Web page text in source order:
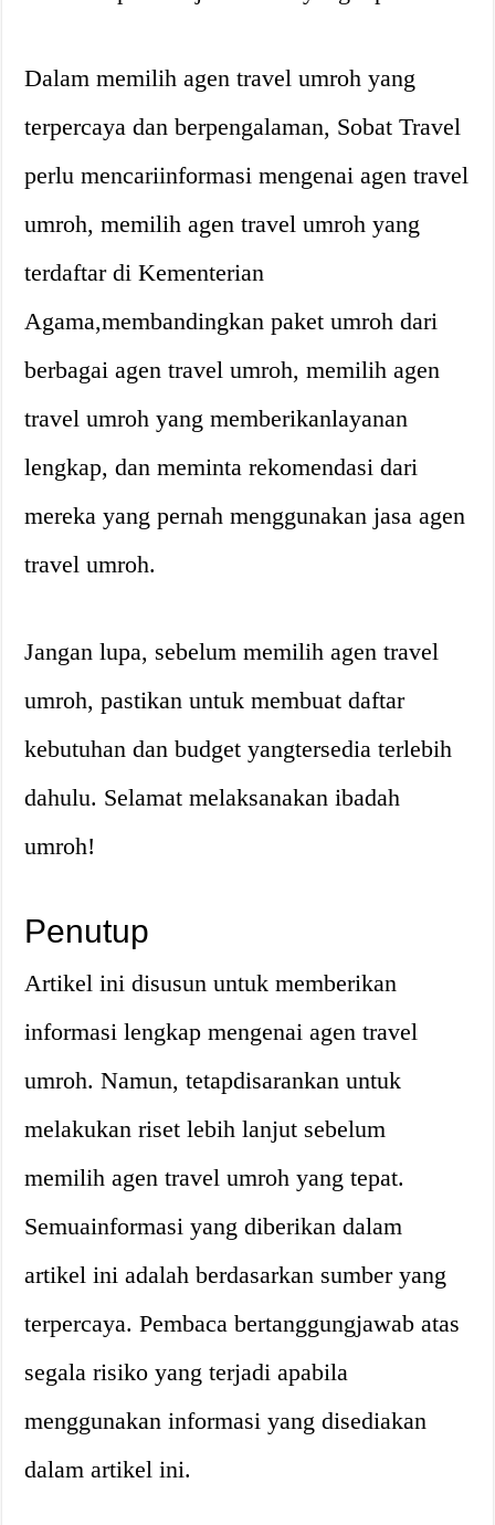
Dalam memilih agen travel umroh yang
terpercaya dan berpengalaman, Sobat Travel
perlu mencariinformasi mengenai agen travel
umroh, memilih agen travel umroh yang
terdaftar di Kementerian
Agama,membandingkan paket umroh dari
berbagai agen travel umroh, memilih agen
travel umroh yang memberikanlayanan
lengkap, dan meminta rekomendasi dari
mereka yang pernah menggunakan jasa agen
travel umroh.
Jangan lupa, sebelum memilih agen travel
umroh, pastikan untuk membuat daftar
kebutuhan dan budget yangtersedia terlebih
dahulu. Selamat melaksanakan ibadah
umroh!
Penutup
Artikel ini disusun untuk memberikan
informasi lengkap mengenai agen travel
umroh. Namun, tetapdisarankan untuk
melakukan riset lebih lanjut sebelum
memilih agen travel umroh yang tepat.
Semuainformasi yang diberikan dalam
artikel ini adalah berdasarkan sumber yang
terpercaya. Pembaca bertanggungjawab atas
segala risiko yang terjadi apabila
menggunakan informasi yang disediakan
dalam artikel ini.